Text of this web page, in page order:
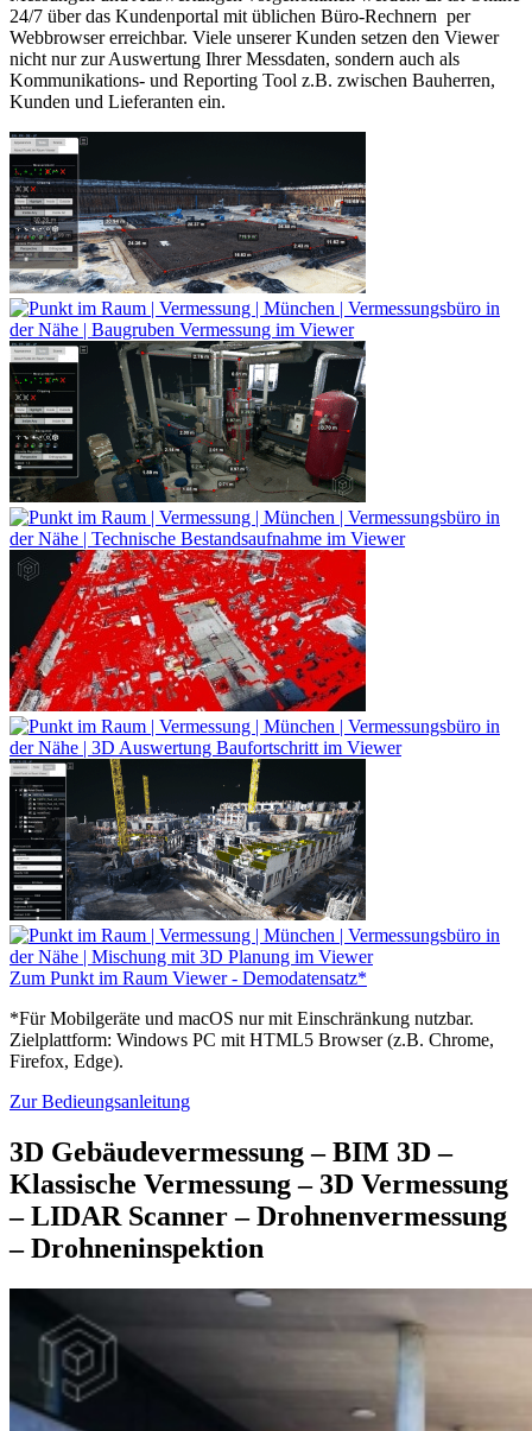
24/7 über das Kundenportal mit üblichen Büro-Rechnern per
Webbrowser erreichbar. Viele unserer Kunden setzen den Viewer
nicht nur zur Auswertung Ihrer Messdaten, sondern auch als
Kommunikations- und Reporting Tool z.B. zwischen Bauherren,
Kunden und Lieferanten ein.
Zum Punkt im Raum Viewer - Demodatensatz*
*Für Mobilgeräte und macOS nur mit Einschränkung nutzbar.
Zielplattform: Windows PC mit HTML5 Browser (z.B. Chrome,
Firefox, Edge).
Zur Bedieungsanleitung
3D Gebäudevermessung – BIM 3D –
Klassische Vermessung – 3D Vermessung
– LIDAR Scanner – Drohnenvermessung
– Drohneninspektion